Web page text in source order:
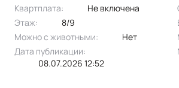
Квартплата:
не включена
Этаж:
8/9
Можно с животными:
нет
Дата публикации:
08.07.2026 12:52